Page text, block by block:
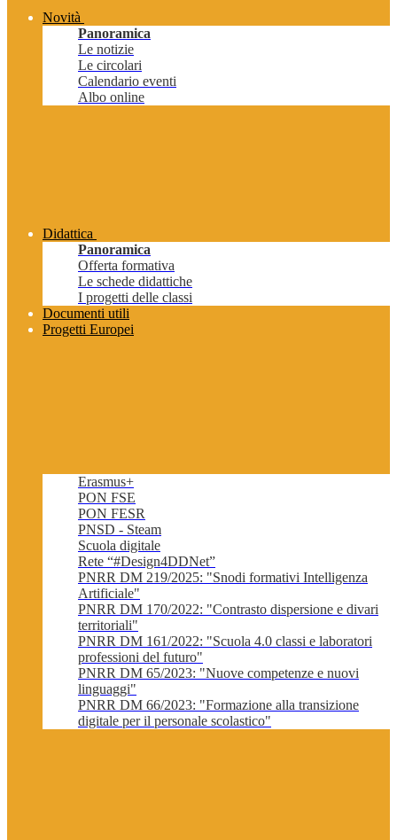
Novità
Panoramica
Le notizie
Le circolari
Calendario eventi
Albo online
Didattica
Panoramica
Offerta formativa
Le schede didattiche
I progetti delle classi
Documenti utili
Progetti Europei
Erasmus+
PON FSE
PON FESR
PNSD - Steam
Scuola digitale
Rete “#Design4DDNet”
PNRR DM 219/2025: "Snodi formativi Intelligenza
Artificiale"
PNRR DM 170/2022: "Contrasto dispersione e divari
territoriali"
PNRR DM 161/2022: "Scuola 4.0 classi e laboratori
professioni del futuro"
PNRR DM 65/2023: "Nuove competenze e nuovi
linguaggi"
PNRR DM 66/2023: "Formazione alla transizione
digitale per il personale scolastico"